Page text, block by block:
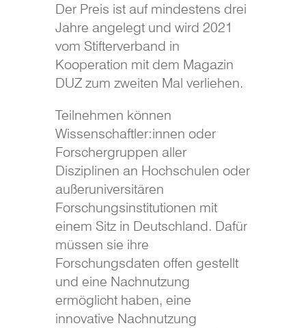
Der Preis ist auf mindestens drei
Jahre angelegt und wird 2021
vom Stifterverband in
Kooperation mit dem Magazin
DUZ zum zweiten Mal verliehen.
Teilnehmen können
Wissenschaftler:innen oder
Forschergruppen aller
Disziplinen an Hochschulen oder
außeruniversitären
Forschungsinstitutionen mit
einem Sitz in Deutschland. Dafür
müssen sie ihre
Forschungsdaten offen gestellt
und eine Nachnutzung
ermöglicht haben, eine
innovative Nachnutzung